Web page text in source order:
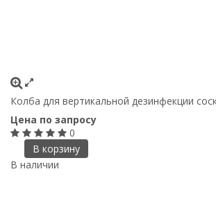
Колба для вертикальной дезинфекции
Цена по запросу
0
В корзину
В наличии